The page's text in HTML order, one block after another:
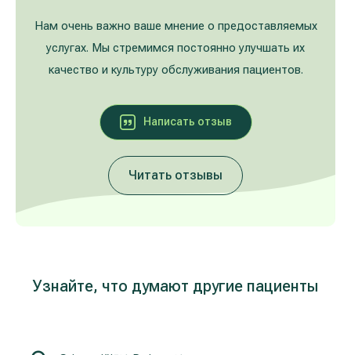
Нам очень важно ваше мнение о предоставляемых
услугах. Мы стремимся постоянно улучшать их
качество и культуру обслуживания пациентов.
Написать oтзыв
Читать отзывы
Узнайте, что думают другие пациенты
Лечение расширенных вен на ногах
Неврология и психиатрия
Лечение заболеваний уха, горла, носа
Galerija